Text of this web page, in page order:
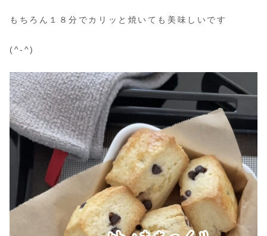
もちろん１８分でカリッと焼いても美味しいです
(^-^)